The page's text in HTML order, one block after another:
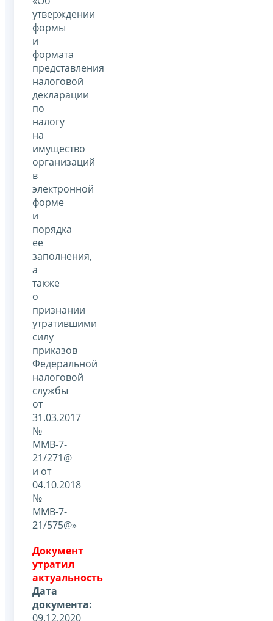
утверждении
формы
и
формата
представления
налоговой
декларации
по
налогу
на
имущество
организаций
в
электронной
форме
и
порядка
ее
заполнения,
а
также
о
признании
утратившими
силу
приказов
Федеральной
налоговой
службы
от
31.03.2017
№
ММВ-7-
21/271@
и от
04.10.2018
№
ММВ-7-
21/575@»
Документ
утратил
актуальность
Дата
документа:
09.12.2020